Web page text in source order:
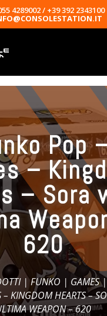
4289002 / +39 392 2343100
Pop
–
– Sora
620
|FUNKO | GAMES|
– KINGDOM HEARTS –
WEAPON – 620